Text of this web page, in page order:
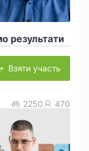
результати
Взяти участь
2250 470